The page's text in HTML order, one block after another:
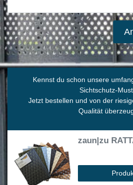
Kennst du schon unsere
Sichtschutz-
Jetzt bestellen und von der
Qualität
zaun|zu